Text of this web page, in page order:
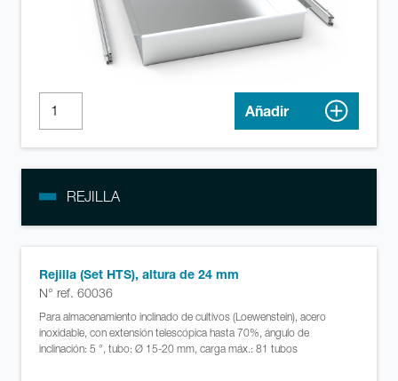
Añadir
REJILLA
Rejilla (Set HTS), altura de 24 mm
N° ref. 60036
Para almacenamiento inclinado de cultivos (Loewenstein), acero
inoxidable, con extensión telescópica hasta 70%, ángulo de
inclinación: 5 °, tubo: Ø 15-20 mm, carga máx.: 81 tubos